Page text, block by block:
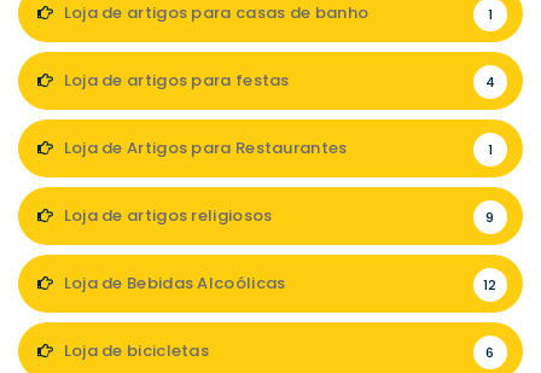
Loja de artigos para casas de banho 1
Loja de artigos para festas 4
Loja de Artigos para Restaurantes 1
Loja de artigos religiosos 9
Loja de Bebidas Alcoólicas 12
Loja de bicicletas 6